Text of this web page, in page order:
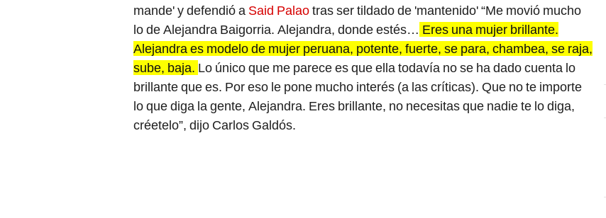
mande' y defendió a Said Palaotras ser tildado de 'mantenido' “Me movió mucho
lo de Alejandra Baigorria. Alejandra, donde estés… Eres una mujer brillante.
Alejandra es modelo de mujer peruana, potente, fuerte, se para, chambea, se raja,
sube, baja. Lo único que me parece es que ella todavía no se ha dado cuenta lo
brillante que es. Por eso le pone mucho interés (a las críticas). Que no te importe
lo que diga la gente, Alejandra. Eres brillante, no necesitas que nadie te lo diga,
créetelo”, dijo Carlos Galdós.